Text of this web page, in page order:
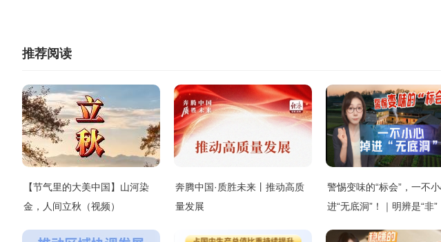
推荐阅读
【节气里的大美中国】山河染
金，人间立秋（视频）
奔腾中国·质胜未来丨推动高质
量发展
警惕变味的“标会”，一不
进“无底洞”！｜明辨是“非”